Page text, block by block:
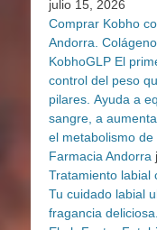
julio 15, 2026
Comprar Kobho
Andorra.
KobhoGLP El
control del peso
pilares. Ayuda a
sangre, a
el metabolismo
Farmacia Andorra
Tratamiento labial
Tu cuidado labial
fragancia deliciosa.